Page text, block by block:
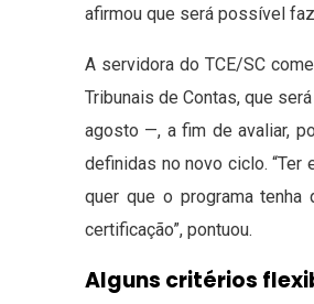
afirmou que será possível
A servidora do TCE/SC
Tribunais de Contas, que
agosto —, a fim de avaliar,
definidas no novo ciclo. “Ter
quer que o programa tenha
certificação”, pontuou.
Alguns critérios